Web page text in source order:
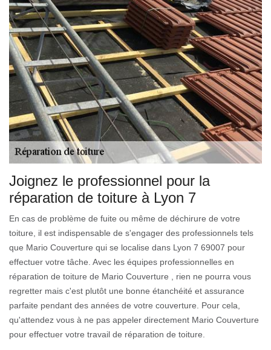
Joignez le professionnel pour la
réparation de toiture à Lyon 7
En cas de problème de fuite ou même de déchirure de votre
toiture, il est indispensable de s'engager des professionnels tels
que Mario Couverture qui se localise dans Lyon 7 69007 pour
effectuer votre tâche. Avec les équipes professionnelles en
réparation de toiture de Mario Couverture , rien ne pourra vous
regretter mais c'est plutôt une bonne étanchéité et assurance
parfaite pendant des années de votre couverture. Pour cela,
qu'attendez vous à ne pas appeler directement Mario Couverture
pour effectuer votre travail de réparation de toiture.